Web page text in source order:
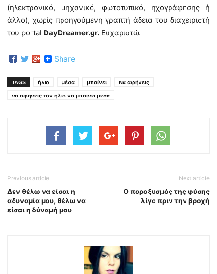
(ηλεκτρονικό, μηχανικό, φωτοτυπικό, ηχογράφησης ή
άλλο), χωρίς προηγούμενη γραπτή άδεια του διαχειριστή
του portal DayDreamer.gr. Ευχαριστώ.
Share
TAGS ήλιο μέσα μπαίνει
Να αφήνεις
να αφηνεις τον ηλιο να μπαινει μεσα
Previous article
Δεν θέλω να είσαι η
αδυναμία μου, θέλω να
είσαι η δύναμή μου
Next article
Ο παροξυσμός της φύσης
λίγο πριν την βροχή